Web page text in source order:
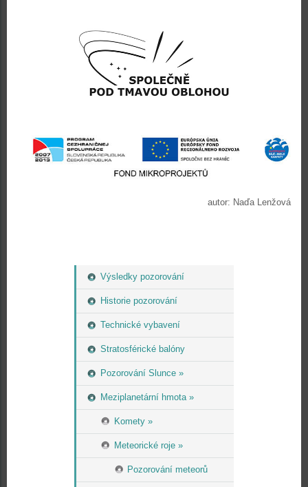
Výsledky pozorování
Historie pozorování
Technické vybavení
Stratosférické balóny
Pozorování Slunce »
Meziplanetární hmota »
Komety »
Meteorické roje »
Pozorování meteorů
autor: Naďa Lenžová